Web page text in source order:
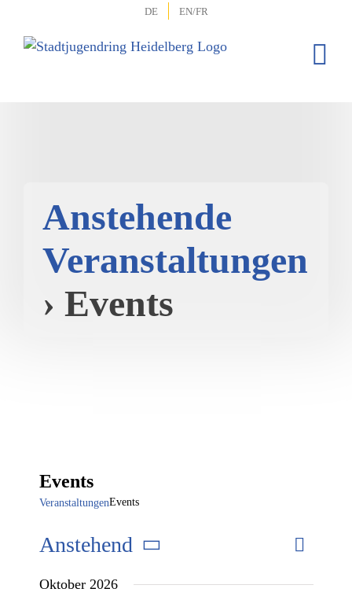
springen
DE EN/FR
Anstehende
Veranstaltungen
› Events
Events
VeranstaltungenEvents
SucheListe
Anstehend
wählen.
Oktober 2026